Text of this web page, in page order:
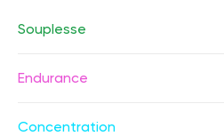
Souplesse
Endurance
Concentration